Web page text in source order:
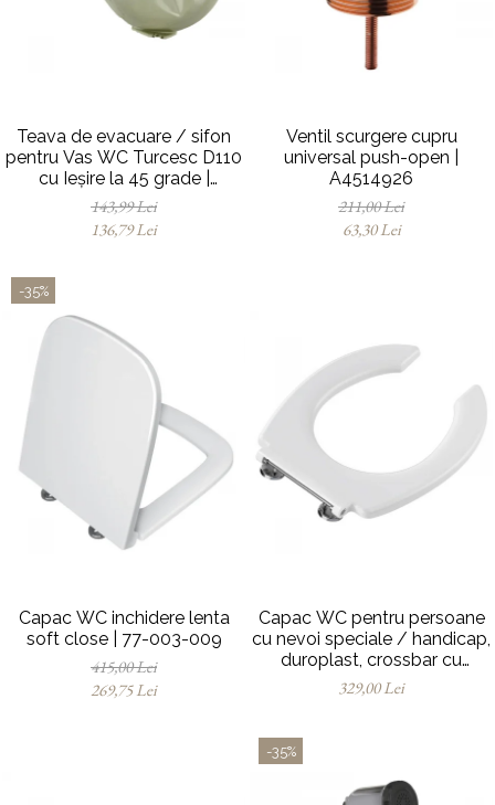
Baterii pentru bideu
Robinete masina de spalat
Teava de evacuare / sifon
pentru Vas WC Turcesc D110
cu Ieșire la 45 grade |
MP010153905
143,99 Lei
136,79 Lei
Ventil scurgere cupru
universal push-open |
A4514926
211,00 Lei
63,30 Lei
-35%
Capac WC inchidere lenta
soft close | 77-003-009
415,00 Lei
269,75 Lei
Capac WC pentru persoane
cu nevoi speciale / handicap,
duroplast, crossbar cu
balamale metalice, fixare de
sus | 128-003-006
329,00 Lei
-35%